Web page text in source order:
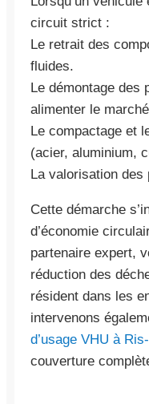
circuit strict :
Le retrait des
fluides.
Le démontage des
alimenter le
Le compactage et
(acier, aluminium,
La valorisation
Cette démarche
d’économie
partenaire expert,
réduction des
résident dans les
intervenons
d’usage VHU à
couverture